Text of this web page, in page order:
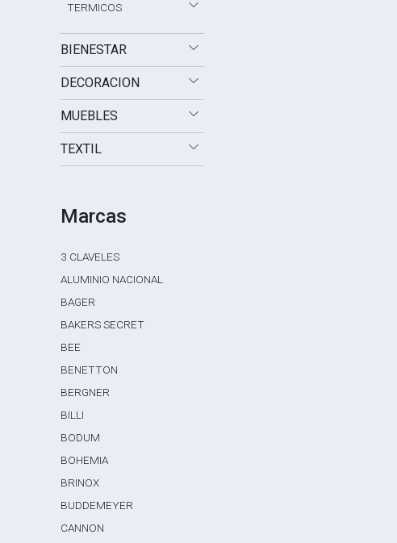
TERMICOS
BIENESTAR
DECORACION
MUEBLES
TEXTIL
Marcas
3 CLAVELES
ALUMINIO NACIONAL
BAGER
BAKERS SECRET
BEE
BENETTON
BERGNER
BILLI
BODUM
BOHEMIA
BRINOX
BUDDEMEYER
CANNON